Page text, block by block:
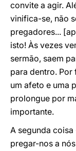
convite a agir.
vinifica-se, não
pregadores...
isto! Às vezes
sermão, saem
para dentro. Por
um afeto e uma
prolongue por
importante.
A segunda
pregar-nos a